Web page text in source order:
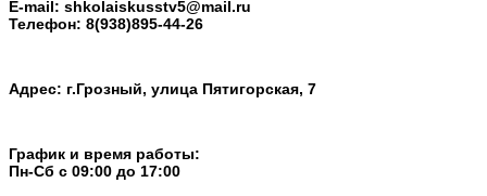
E-mail: shkolaiskusstv5@mail.ru
Телефон: 8(938)895-44-26
Адрес: г.Грозный, улица Пятигорская, 7
График и время работы:
Пн-Cб с 09:00 до 17:00